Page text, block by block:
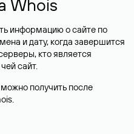
Whois
информацию о сайте по
и дату, когда завершится
кто является
сайт.
получить после